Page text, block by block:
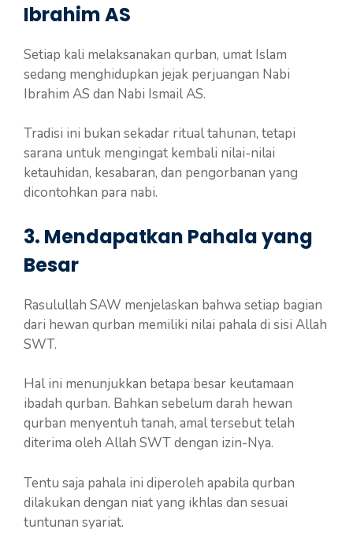
Ibrahim AS
Setiap kali melaksanakan qurban, umat Islam
sedang menghidupkan jejak perjuangan Nabi
Ibrahim AS dan Nabi Ismail AS.
Tradisi ini bukan sekadar ritual tahunan, tetapi
sarana untuk mengingat kembali nilai-nilai
ketauhidan, kesabaran, dan pengorbanan yang
dicontohkan para nabi.
3. Mendapatkan Pahala yang
Besar
Rasulullah SAW menjelaskan bahwa setiap bagian
dari hewan qurban memiliki nilai pahala di sisi Allah
SWT.
Hal ini menunjukkan betapa besar keutamaan
ibadah qurban. Bahkan sebelum darah hewan
qurban menyentuh tanah, amal tersebut telah
diterima oleh Allah SWT dengan izin-Nya.
Tentu saja pahala ini diperoleh apabila qurban
dilakukan dengan niat yang ikhlas dan sesuai
tuntunan syariat.